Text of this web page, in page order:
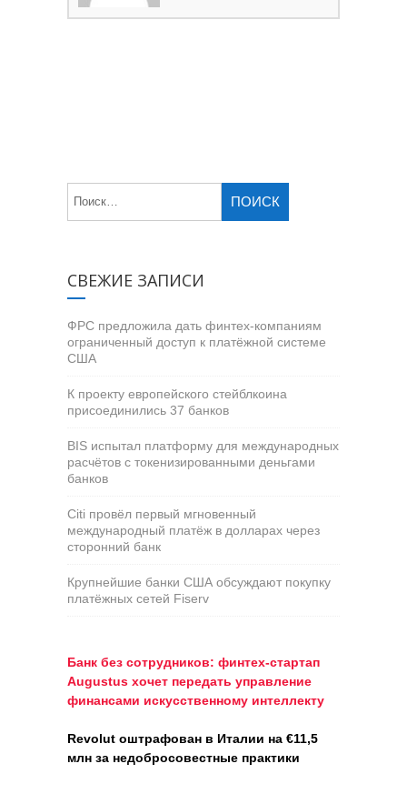
СВЕЖИЕ ЗАПИСИ
ФРС предложила дать финтех-компаниям
ограниченный доступ к платёжной системе
США
К проекту европейского стейблкоина
присоединились 37 банков
BIS испытал платформу для международных
расчётов с токенизированными деньгами
банков
Citi провёл первый мгновенный
международный платёж в долларах через
сторонний банк
Крупнейшие банки США обсуждают покупку
платёжных сетей Fiserv
Банк без сотрудников: финтех-стартап
Augustus хочет передать управление
финансами искусственному интеллекту
Revolut оштрафован в Италии на €11,5
млн за недобросовестные практики